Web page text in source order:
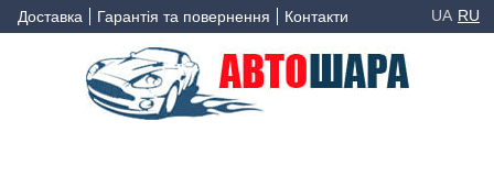
Доставка Гарантія та повернення Контакти UA RU